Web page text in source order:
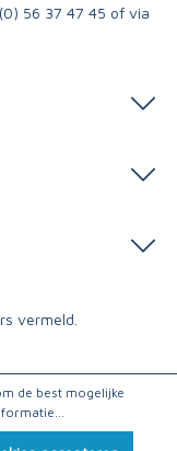
56 37 47 45 of via
vermeld.
de best mogelijke